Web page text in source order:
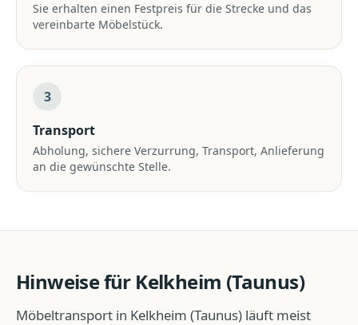
Sie erhalten einen Festpreis für die Strecke und das
vereinbarte Möbelstück.
3
Transport
Abholung, sichere Verzurrung, Transport, Anlieferung
an die gewünschte Stelle.
Hinweise für Kelkheim (Taunus)
Möbeltransport in Kelkheim (Taunus) läuft meist